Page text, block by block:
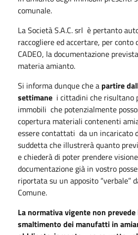
comunale.
La Società S.A.C. srl è pertanto
raccogliere ed accertare, per conto
CADEO, la documentazione
materia amianto.
Si informa dunque che a partire
settimane i cittadini che risultano
immobili che potenzialmente
copertura materiali contenenti
essere contattati da un incaricato
suddetta che illustrerà quanto
e chiederà di poter prendere
documentazione già in vostro
riportata su un apposito “verbale”
Comune.
La normativa vigente non prevede
smaltimento dei manufatti in